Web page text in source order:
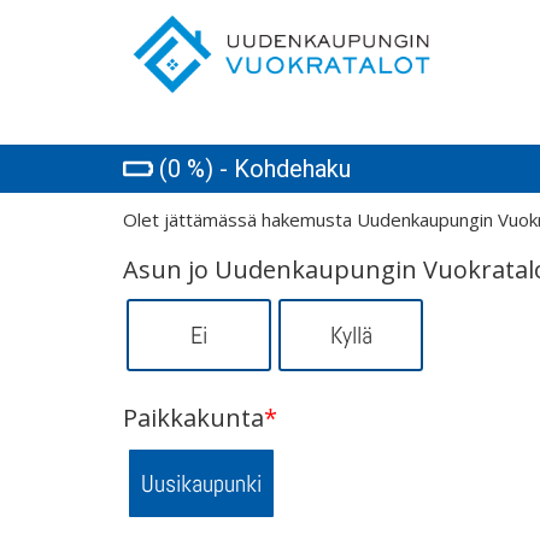
(0 %) - Kohdehaku
Olet jättämässä hakemusta Uudenkaupungin
Asun jo Uudenkaupungin
Ei Kyllä
Paikkakunta*
Uusikaupunki